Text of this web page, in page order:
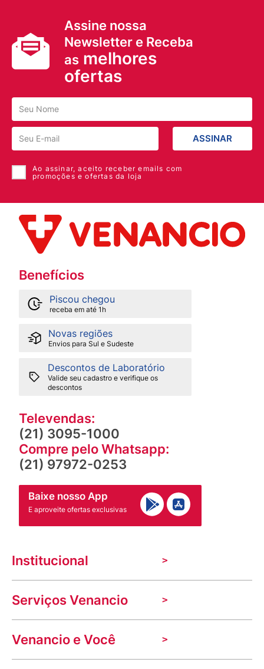
Assine nossa
Newsletter e Receba
as melhores
ofertas
ASSINAR
Ao assinar, aceito receber emails com
promoções e ofertas da loja
Benefícios
Piscou chegou
receba em até 1h
Novas regiões
Envios para Sul e Sudeste
Descontos de Laboratório
Valide seu cadastro e verifique os
descontos
Televendas:
(21) 3095-1000
Compre pelo Whatsapp:
(21) 97972-0253
Baixe nosso App
E aproveite ofertas exclusivas
Institucional
A Venancio
Trabalhe Conosco
Nossas lojas
Indique seu imóvel
Serviços Venancio
Troca e devolução
Mecânica de promoções
Dúvidas frequentes
Venancio e Você
VClube - Programa de fidelidade